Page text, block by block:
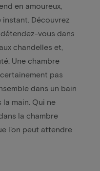
en amoureux,
Découvrez
vous dans
chandelles et,
Une chambre
pas
dans un bain
main. Qui ne
la chambre
l'on peut attendre